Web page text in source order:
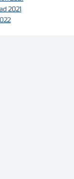
2021